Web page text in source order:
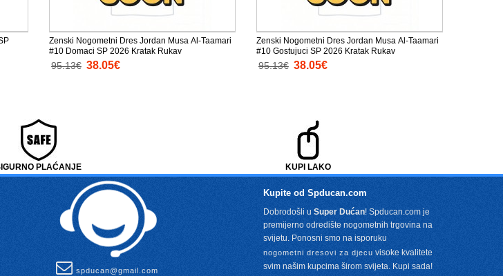
Zenski Nogometni Dres Jordan Musa Al-Taamari
#10 Domaci SP 2026 Kratak Rukav
95.13€ 38.05€
Zenski Nogometni Dres Jordan Musa Al-Taamari
#10 Gostujuci SP 2026 Kratak Rukav
95.13€ 38.05€
PLAĆANJE KUPI LAKO
spducan@gmail.com
Kupite od Spducan.com
Dobrodošli u Super Dućan! Spducan.com je
premijerno odredište nogometnih trgovina na
svijetu. Ponosni smo na isporuku
nogometni dresovi za djecu visoke kvalitete
svim našim kupcima širom svijeta. Kupi sada!